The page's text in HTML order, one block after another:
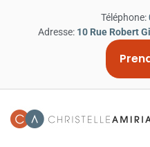
Téléphone:
Adresse: 10 Rue Robert